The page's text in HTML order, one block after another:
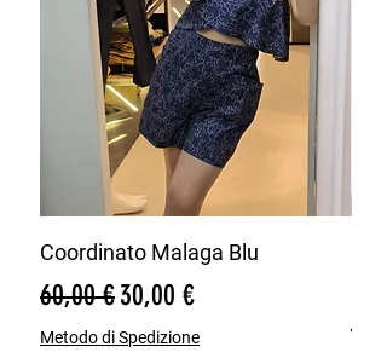
Coordinato Malaga Blu
Prezzo regolare
60,00 €Prezzo scontato
30,00 €
Metodo di Spedizione